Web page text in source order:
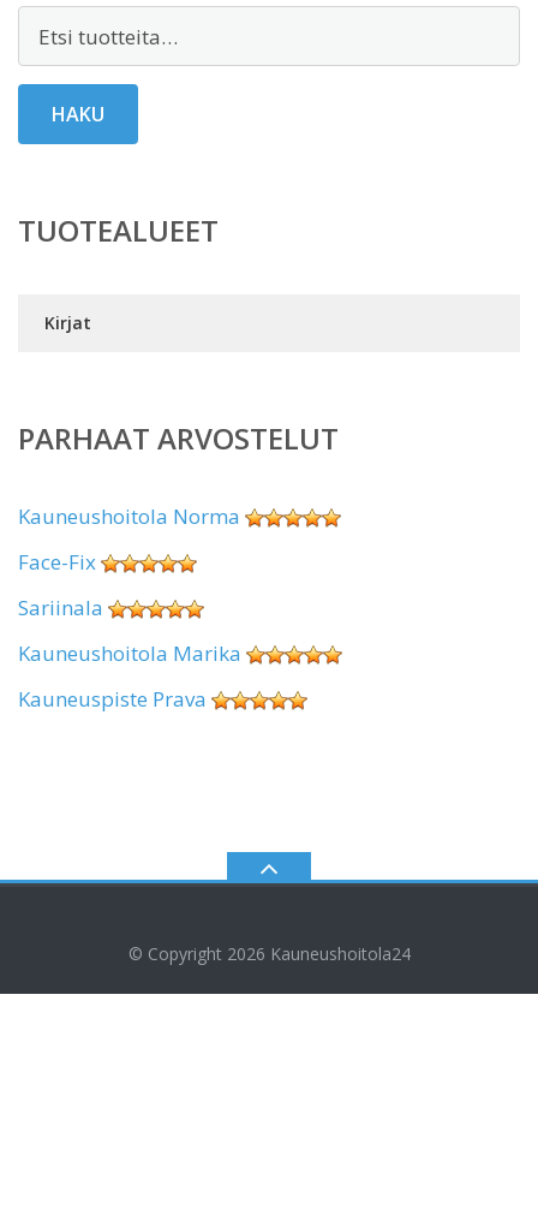
HAKU
TUOTEALUEET
Kirjat
PARHAAT ARVOSTELUT
Kauneushoitola Norma
Face-Fix
Sariinala
Kauneushoitola Marika
Kauneuspiste Prava
© Copyright 2026 Kauneushoitola24